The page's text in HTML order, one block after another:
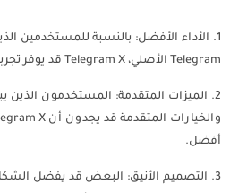
1. الأداء الأفضل: بالنسبة للمستخدمين
Telegram الأصلي، Telegram X قد يوفر تجربة أكثر سلاسة وانسيابية.
2. الميزات المتقدمة: المستخدمون
أفضل.
3. التصميم الأنيق: البعض قد يفضل